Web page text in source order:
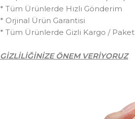
* Tüm Ürünlerde Hızlı Gönderim
* Orjinal Ürün Garantisi
* Tüm Ürünlerde Gizli Kargo / Paket
GİZLİLİĞİNİZE ÖNEM VERİYORUZ